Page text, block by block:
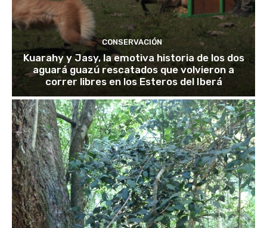
CONSERVACIÓN
Kuarahy y Jasy, la emotiva historia de los dos
aguará guazú rescatados que volvieron a
correr libres en los Esteros del Iberá